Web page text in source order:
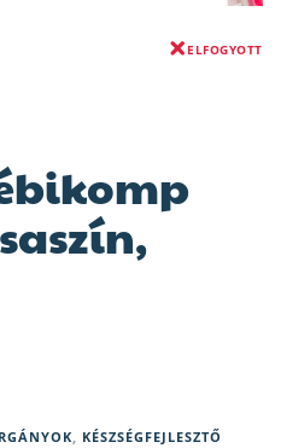
ELFOGYOTT
, KÉSZSÉGFEJLESZTŐ